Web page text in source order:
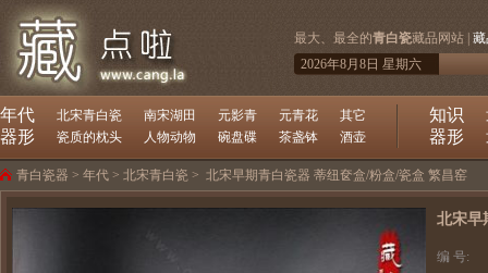
最大、最全的青白瓷藏品网站 |
2026年8月8日 星期六
年代 北宋青白瓷 南宋湖田 元影青 元青花 其它
器形 瓷质的枕头 人物动物 碗盘碟 茶盏钵 酒壶
知识
器形
青白瓷器 > 年代 > 北宋青白瓷 > 北宋早期青白瓷器 蒂纽奁盒/粉盒/瓷盒 繁昌窑
北宋早
编 号: